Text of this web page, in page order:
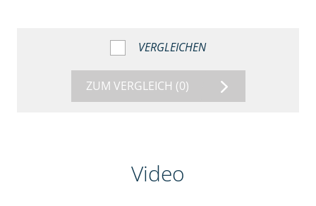
VERGLEICHEN
ZUM VERGLEICH (0)
Video